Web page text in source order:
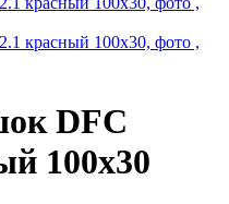
DFC
100х30